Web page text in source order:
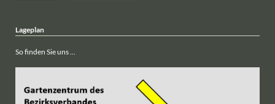
Lageplan
So finden Sie uns ...